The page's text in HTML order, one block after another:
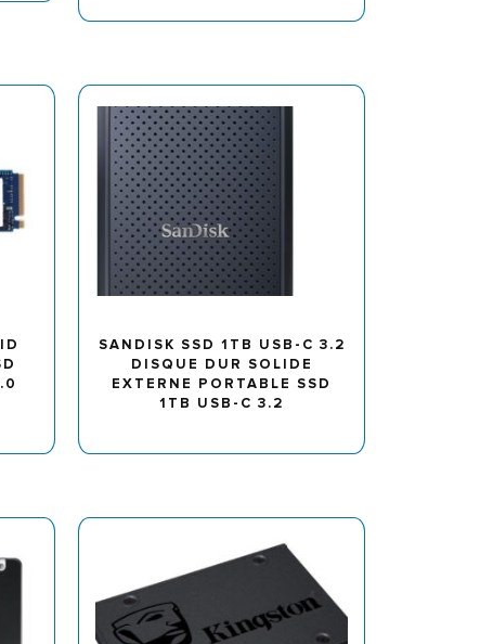
SANDISK SSD 1TB USB-C 3.2
DISQUE DUR SOLIDE
EXTERNE PORTABLE SSD
1TB USB-C 3.2